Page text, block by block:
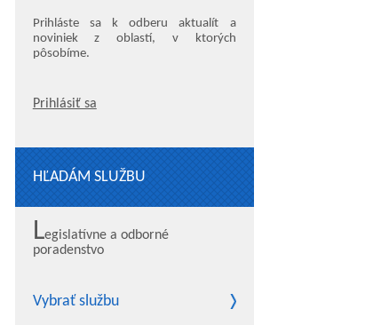
Prihláste sa k odberu aktualít a
noviniek z oblastí, v ktorých
pôsobíme.
Prihlásiť sa
HĽADÁM SLUŽBU
Legislatívne a odborné
poradenstvo
Vybrať službu